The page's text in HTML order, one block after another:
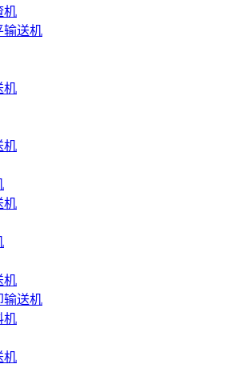
机
输送机
机
机
机
机
输送机
机
机